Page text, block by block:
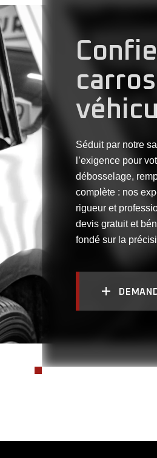
Séduit par notre
l’exigence pour
débosselage,
complète : nos
rigueur et
devis gratuit et
fondé sur la